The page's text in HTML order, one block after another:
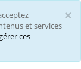
×
et services
ces